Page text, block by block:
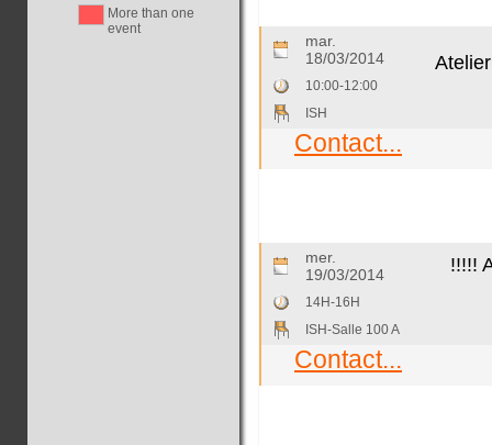
More than one
event
mar.
18/03/2014
10:00-12:00
ISH
Contact...
mer.
19/03/2014
!!!!!
14H-16H
ISH-Salle 100 A
Contact...